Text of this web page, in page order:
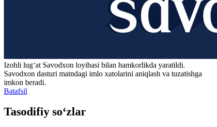
Izohli lugʻat Savodxon loyihasi bilan hamkorlikda yaratildi.
Savodxon dasturi matndagi imlo xatolarini aniqlash va tuzatishga
imkon beradi.
Batafsil
Tasodifiy so‘zlar